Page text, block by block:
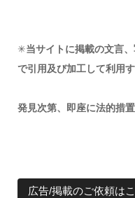
✳︎当サイトに掲載の文言
で引用及び加工して利用
発見次第、即座に法的措置
広告/掲載のご依頼は